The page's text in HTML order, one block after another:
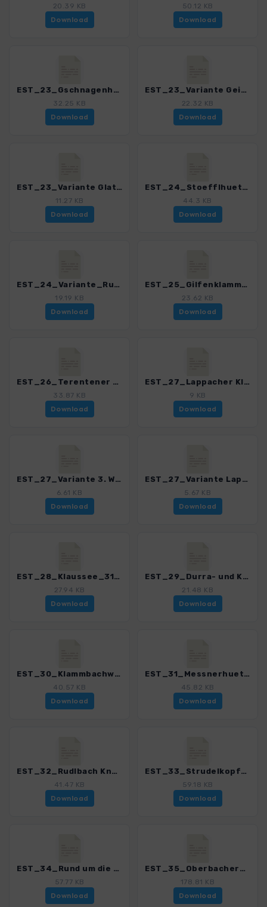
20.39 KB
Download
50.12 KB
Download
EST_23_Gschnagenhardtalm_3152_2.gpx
32.25 KB
Download
EST_23_Variante Geisleralm über Dusler Alm_3152_2.gpx
22.32 KB
Download
EST_23_Variante Glatschalm Parkplatz_3152_2.gpx
11.27 KB
Download
EST_24_Stoefflhuette_3152_2.gpx
44.3 KB
Download
EST_24_Variante_Rundweg Rinderplatzhuette_3152_2.gpx
19.19 KB
Download
EST_25_Gilfenklamm_3152_2.gpx
23.62 KB
Download
EST_26_Terentener Erdpyramiden_3152_2.gpx
33.87 KB
Download
EST_27_Lappacher Klamm_3152_2.gpx
9 KB
Download
EST_27_Variante 3. Wasserfall_3152_2.gpx
6.61 KB
Download
EST_27_Variante Lappach_3152_2.gpx
5.67 KB
Download
EST_28_Klaussee_3152_2.gpx
27.94 KB
Download
EST_29_Durra- und Knuttenalm_3152_2.gpx
21.48 KB
Download
EST_30_Klammbachwasserfall_3152_2.gpx
40.57 KB
Download
EST_31_Messnerhuette_3152_2.gpx
45.82 KB
Download
EST_32_Rudlbach Kneippweg_3152_2.gpx
41.47 KB
Download
EST_33_Strudelkopf_3152_2.gpx
59.18 KB
Download
EST_34_Rund um die Drei Zinnen_3152_2.gpx
57.77 KB
Download
EST_35_Oberbachernspitze_3152_2.gpx
178.81 KB
Download